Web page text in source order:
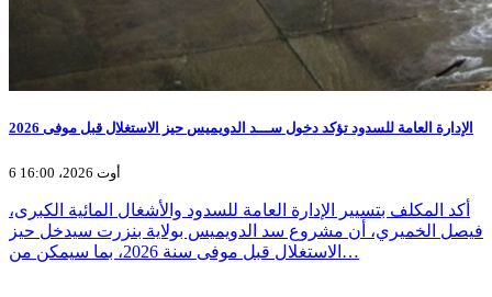
الإدارة العامة للسدود تؤكد دخول ســـد الدويميس حيز الاستغلال قبل موفى 2026
6 أوت 2026، 16:00
أكد المكلف بتسيير الإدارة العامة للسدود والأشغال المائية الكبرى،
فيصل الخميري، أن مشروع سد الدويميس بولاية بنزرت سيدخل حيز
الاستغلال قبل موفى سنة 2026، بما سيمكن من…